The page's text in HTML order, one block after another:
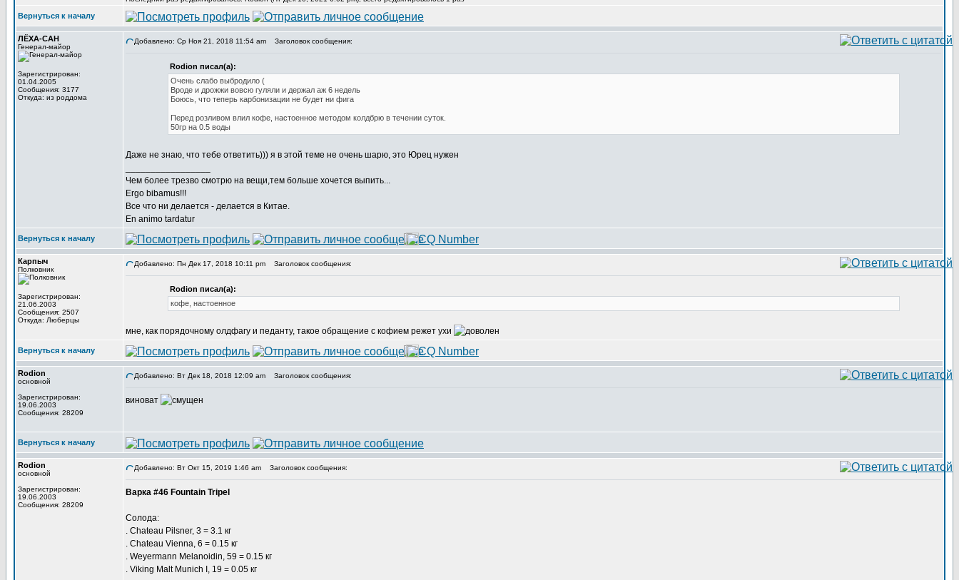
Вернуться к началу
ЛЁХА-САН
Генерал-майор
Зарегистрирован:
01.04.2005
Сообщения: 3177
Откуда: из роддома
Добавлено: Ср Ноя 21, 2018 11:54 am Заголовок сообщения:
Rodion писал(а):
Очень слабо выбродило (
Вроде и дрожжи вовсю гуляли и держал аж 6 недель
Боюсь, что теперь карбонизации не будет ни фига
Перед розливом влил кофе, настоенное методом колдбрю в течении суток.
50гр на 0.5 воды
Даже не знаю, что тебе ответить))) я в этой теме не очень шарю, это Юрец нужен
Чем более трезво смотрю на вещи,тем больше хочется выпить...
Ergo bibamus!!!
Все что ни делается - делается в Китае.
En animo tardatur
Вернуться к началу
Карпыч
Полковник
Зарегистрирован:
21.06.2003
Сообщения: 2507
Откуда: Люберцы
Добавлено: Пн Дек 17, 2018 10:11 pm Заголовок сообщения:
Rodion писал(а):
кофе, настоенное
мне, как порядочному олдфагу и педанту, такое обращение с кофием режет ухи
Вернуться к началу
Rodion
основной
Зарегистрирован:
19.06.2003
Сообщения: 28209
Добавлено: Вт Дек 18, 2018 12:09 am Заголовок сообщения:
виноват
Вернуться к началу
Rodion
основной
Зарегистрирован:
19.06.2003
Сообщения: 28209
Добавлено: Вт Окт 15, 2019 1:46 am Заголовок сообщения:
Варка #46 Fountain Tripel
Солода:
. Chateau Pilsner, 3 = 3.1 кг
. Chateau Vienna, 6 = 0.15 кг
. Weyermann Melanoidin, 59 = 0.15 кг
. Viking Malt Munich I, 19 = 0.05 кг